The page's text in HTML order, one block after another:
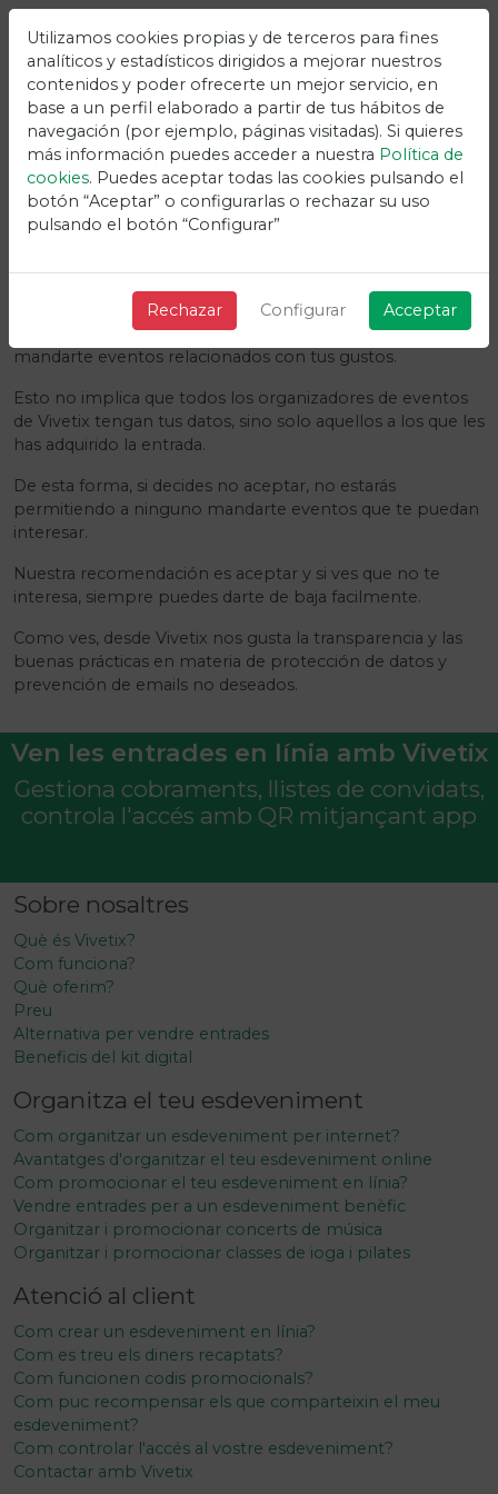
Notificaciones de eventos
relacionadosVivetix
entradas adquiridas de los organizadores o Vivetix lo que
estás aceptando es que tanto a los organizadores a los
que les has adquirido la entrada como Vivetix pueden
mandarte eventos relacionados con tus gustos.
Esto no implica que todos los organizadores de eventos
de Vivetix tengan tus datos, sino solo aquellos a los que les
has adquirido la entrada.
De esta forma, si decides no aceptar, no estarás
permitiendo a ninguno mandarte eventos que te puedan
interesar.
Nuestra recomendación es aceptar y si ves que no te
interesa, siempre puedes darte de baja facilmente.
Como ves, desde Vivetix nos gusta la transparencia y las
buenas prácticas en materia de protección de datos y
prevención de emails no deseados.
Ven les entrades en línia amb Vivetix
Gestiona cobraments, llistes de convidats,
controla l'accés amb QR mitjançant app
Sobre nosaltres
Què és Vivetix?
Com funciona?
Què oferim?
Preu
Alternativa per vendre entrades
Beneficis del kit digital
Organitza el teu esdeveniment
Com organitzar un esdeveniment per internet?
Avantatges d'organitzar el teu esdeveniment online
Com promocionar el teu esdeveniment en línia?
Vendre entrades per a un esdeveniment benèfic
Organitzar i promocionar concerts de música
Organitzar i promocionar classes de ioga i pilates
Atenció al client
Com crear un esdeveniment en línia?
Com es treu els diners recaptats?
Com funcionen codis promocionals?
Com puc recompensar els que comparteixin el meu
esdeveniment?
Com controlar l'accés al vostre esdeveniment?
Contactar amb Vivetix
Utilizamos cookies propias y de terceros para fines
analíticos y estadísticos dirigidos a mejorar nuestros
contenidos y poder ofrecerte un mejor servicio, en
base a un perfil elaborado a partir de tus hábitos de
navegación (por ejemplo, páginas visitadas). Si quieres
más información puedes acceder a nuestra Política de
cookies. Puedes aceptar todas las cookies pulsando el
botón “Aceptar” o configurarlas o rechazar su uso
pulsando el botón “Configurar”
Rechazar Configurar Acceptar